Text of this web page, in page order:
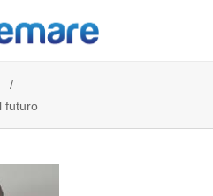
/
futuro